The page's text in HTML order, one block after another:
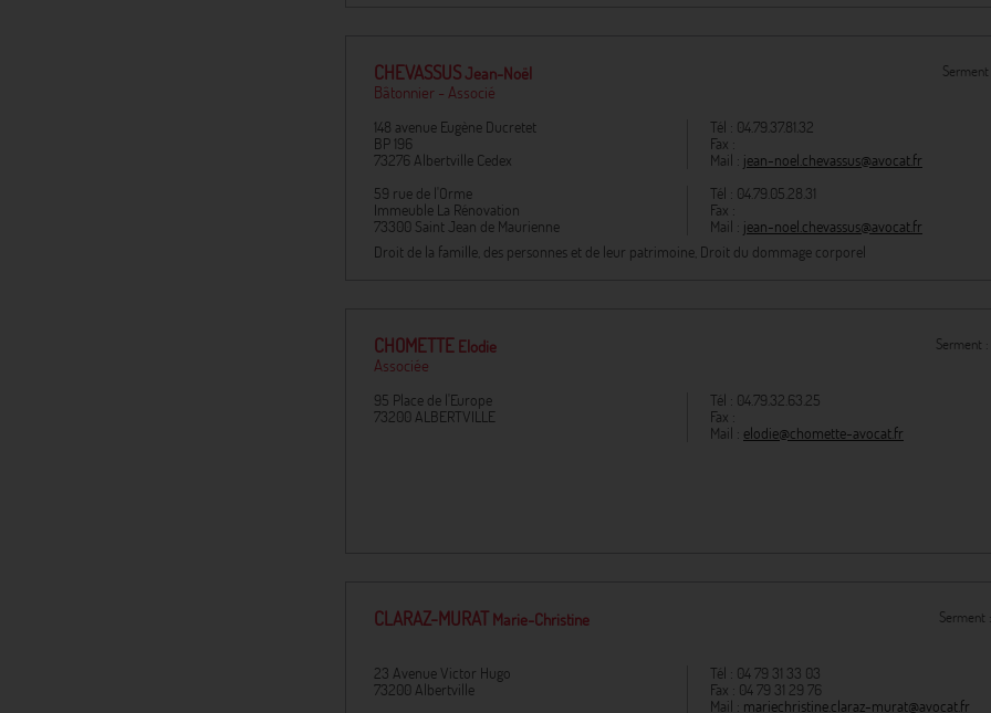
CHEVASSUSJean-Noël
Bâtonnier - Associé
148 avenue Eugène Ducretet
BP 196
73276 Albertville Cedex
Tél : 04.79.37.81.32
Fax :
Mail : jean-noel.chevassus@avocat.fr
59 rue de l'Orme
Immeuble La Rénovation
73300 Saint Jean de Maurienne
Tél : 04.79.05.28.31
Fax :
Mail : jean-noel.chevassus@avocat.fr
Droit de la famille, des personnes et de leur patrimoine, Droit du dommage corporel
CHOMETTE Elodie
Associée
Serment :
95 Place de l'Europe
73200 ALBERTVILLE
Tél : 04.79.32.63.25
Fax :
Mail : elodie@chomette-avocat.fr
CLARAZ-MURAT Marie-Christine Serment
23 Avenue Victor Hugo
73200 Albertville
Tél : 04 79 31 33 03
Fax : 04 79 31 29 76
Mail : mariechristine.claraz-murat@avocat.fr